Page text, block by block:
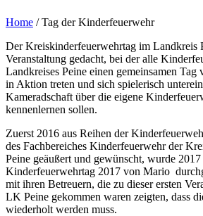
Home /Tag der Kinderfeuerwehr
Der Kreiskinderfeuerwehrtag im Landkreis
Veranstaltung gedacht, bei der alle
Landkreises Peine einen gemeinsamen Tag
in Aktion treten und sich spielerisch
Kameradschaft über die eigene
kennenlernen sollen.
Zuerst 2016 aus Reihen der
des Fachbereiches Kinderfeuerwehr der
Peine geäußert und gewünscht, wurde
Kinderfeuerwehrtag 2017 von Mario
mit ihren Betreuern, die zu dieser ersten
LK Peine gekommen waren zeigten, dass
wiederholt werden muss.